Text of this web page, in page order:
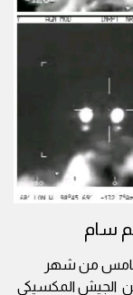
سام
من شهر
من الجيش المكسيكي